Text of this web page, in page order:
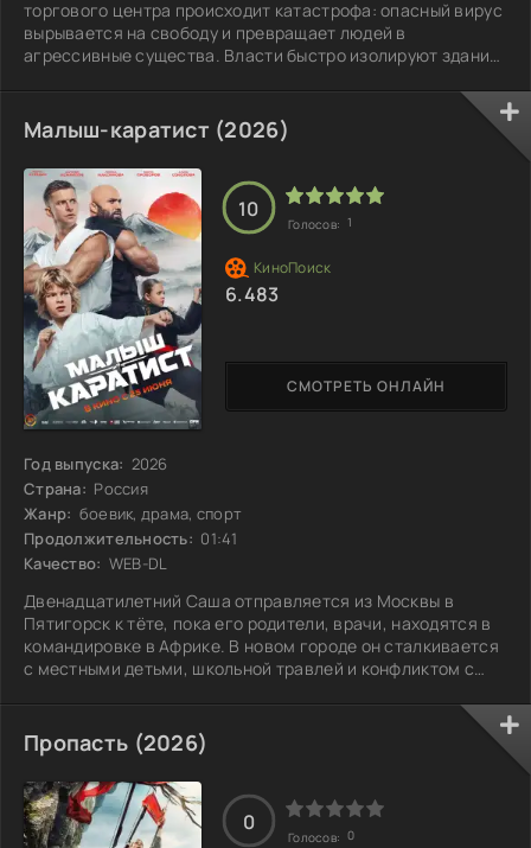
торгового центра происходит катастрофа: опасный вирус
вырывается на свободу и превращает людей в
агрессивные существа. Власти быстро изолируют здание,
сражаться с жуткими тварями, которые действуют как
единое целое и эволюционируют на глазах. Они не просто
противники, а настоящая угроза, которая меняется с
каждой минутой. Как выжить в этой безумной ситуации,
когда враг становится всё сильнее и
Малыш-каратист (2026)
Год выпуска: 2026
Страна: Россия
Жанр: боевик, драма, спорт
Продолжительность: 01:41
Качество: WEB-DL
Двенадцатилетний Саша отправляется из Москвы в
Пятигорск к тёте, пока его родители, врачи, находятся в
командировке в Африке. В новом городе он сталкивается
с местными детьми, школьной травлей и конфликтом с
непростой. Когда в результате наводнения пропадают
родители, мальчик впадает в безысходность. В поисках
поддержки он находит интерес к карате. Строгий сэнсэй
Дмитрий и его дочь Маша помогают Саше преодолеть
страхи, закалить характер и обрести
СМОТРЕТЬ ОНЛАЙН
10
Голосов: 1
6.483
Пропасть (2026)
0
Голосов: 0